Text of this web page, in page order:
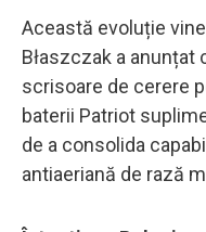
Această evoluție
Błaszczak a
scrisoare de cerere
baterii Patriot
de a consolida
antiaeriană de rază